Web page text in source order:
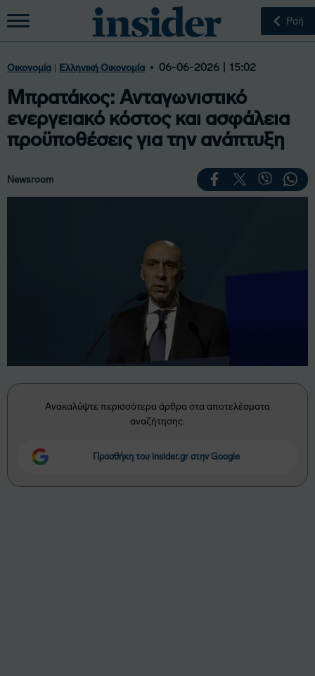
Ροή
Οικονομία | Ελληνική Οικονομία 06-06-2026 | 15:02
Μπρατάκος: Ανταγωνιστικό
ενεργειακό κόστος και ασφάλεια
προϋποθέσεις για την ανάπτυξη
Newsroom
Ανακαλύψτε περισσότερα άρθρα στα αποτελέσματα
αναζήτησης.
Προσθήκη του insider.gr στην Google